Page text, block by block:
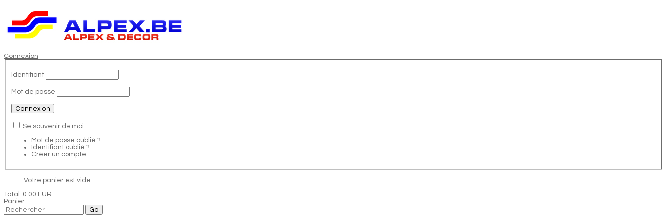
Connexion
Identifiant
Mot de passe
Se souvenir de moi
Mot de passe oublié ?
Identifiant oublié ?
Créer un compte
Votre panier est vide
Total: 0.00 EUR
Panier